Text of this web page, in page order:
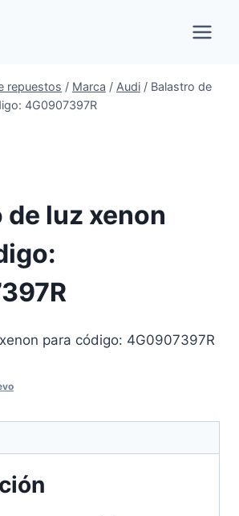
repuestos / Marca / Audi / Balastro de
4G0907397R
de luz xenon
para código: 4G0907397R